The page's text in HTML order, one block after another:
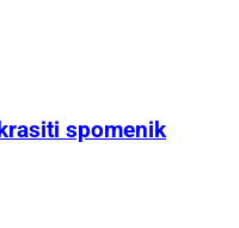
spomenik